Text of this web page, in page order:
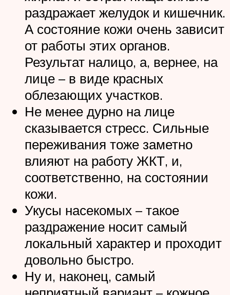
раздражает желудок и кишечник.
А состояние кожи очень зависит
от работы этих органов.
Результат налицо, а, вернее, на
лице – в виде красных
облезающих участков.
Не менее дурно на лице
сказывается стресс. Сильные
переживания тоже заметно
влияют на работу ЖКТ, и,
соответственно, на состоянии
кожи.
Укусы насекомых – такое
раздражение носит самый
локальный характер и проходит
довольно быстро.
Ну и, наконец, самый